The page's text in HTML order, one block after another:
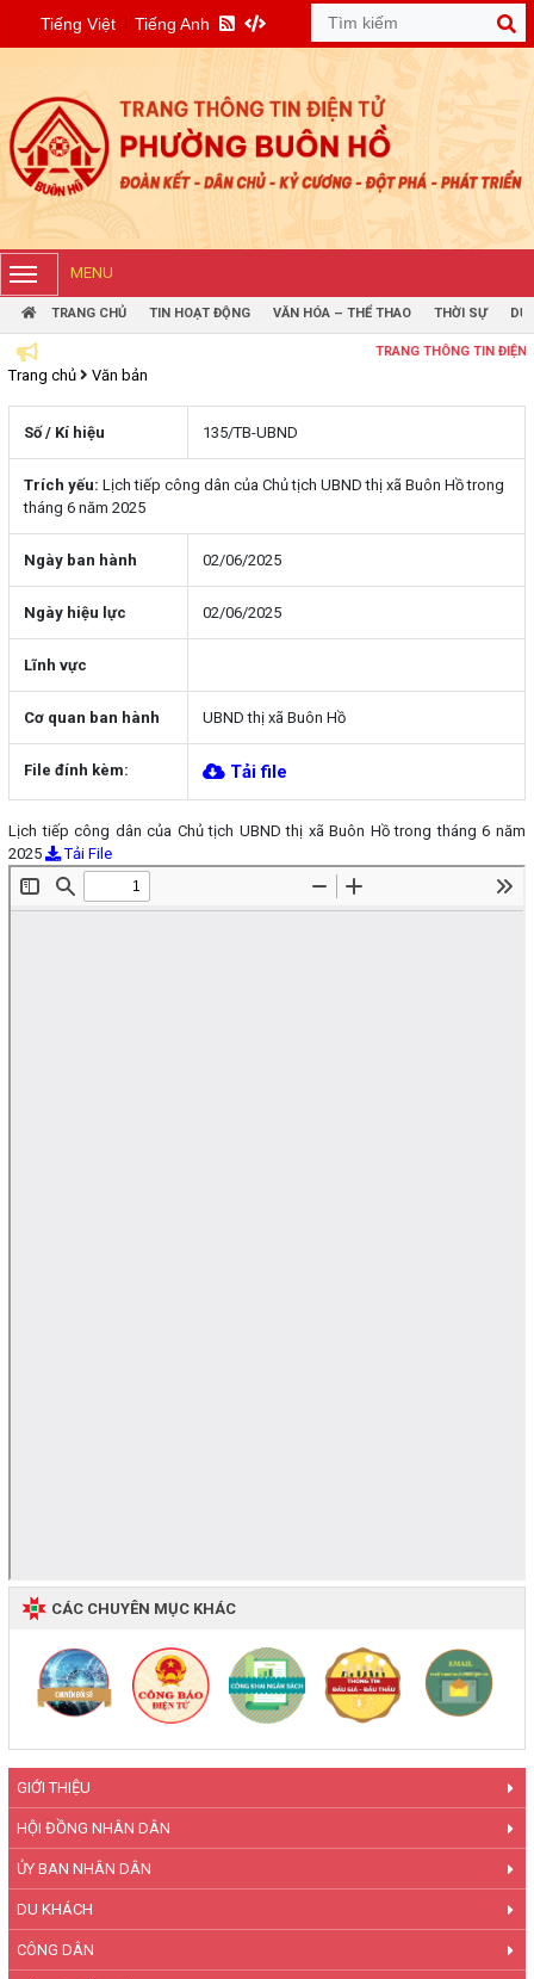
Tiếng Việt Tiếng Anh
MENU
TRANG CHỦ TIN HOẠT ĐỘNG VĂN HÓA – THỂ THAO THỜI SỰ DỰ
TRANG THÔNG TIN ĐIỆN TỬ
GIỚI THIỆU
HỘI ĐỒNG NHÂN DÂN
ỦY BAN NHÂN DÂN
DU KHÁCH
CÔNG DÂN
Trang chủ Văn bản
Số / Kí hiệu 135/TB-UBND
Trích yếu: Lịch tiếp công dân của Chủ tịch UBND thị xã Buôn Hồ trong
tháng 6 năm 2025
Ngày ban hành 02/06/2025
Ngày hiệu lực 02/06/2025
Lĩnh vực
Cơ quan ban hành UBND thị xã Buôn Hồ
File đính kèm: Tải file
Lịch tiếp công dân của Chủ tịch UBND thị xã Buôn Hồ trong tháng 6 năm
2025
Tải File
CÁC CHUYÊN MỤC KHÁC